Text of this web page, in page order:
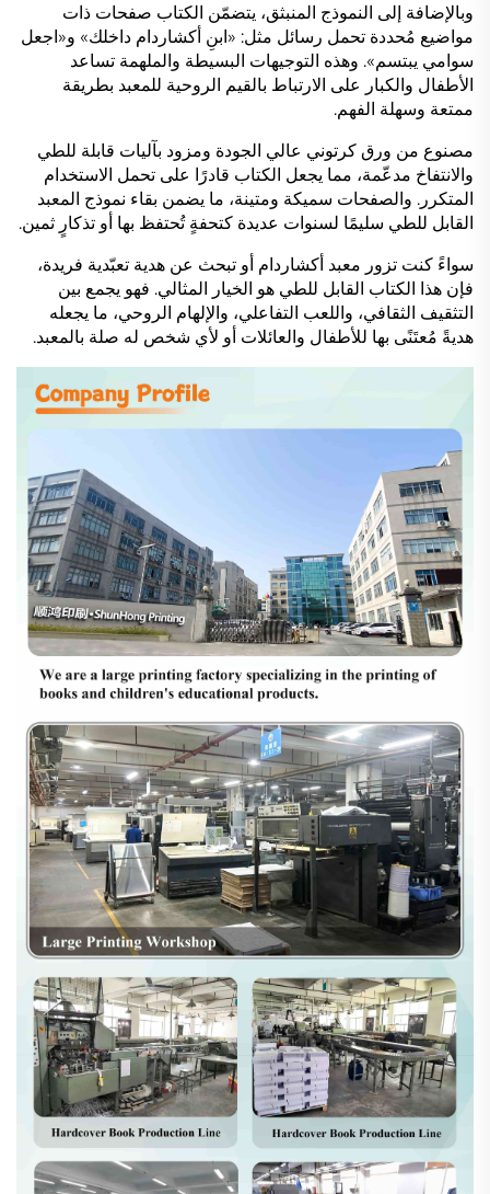
وبالإضافة إلى النموذج المنبثق، يتضمّن الكتاب صفحات ذات
مواضيع مُحددة تحمل رسائل مثل: «ابنِ أكشاردام داخلك» و«اجعل
سوامي يبتسم». وهذه التوجيهات البسيطة والملهمة تساعد
الأطفال والكبار على الارتباط بالقيم الروحية للمعبد بطريقة
ممتعة وسهلة الفهم.
مصنوع من ورق كرتوني عالي الجودة ومزود بآليات قابلة للطي
والانتفاخ مدعّمة، مما يجعل الكتاب قادرًا على تحمل الاستخدام
المتكرر. والصفحات سميكة ومتينة، ما يضمن بقاء نموذج المعبد
القابل للطي سليمًا لسنوات عديدة كتحفةٍ تُحتفظ بها أو تذكارٍ ثمين.
سواءً كنت تزور معبد أكشاردام أو تبحث عن هدية تعبّدية فريدة،
فإن هذا الكتاب القابل للطي هو الخيار المثالي. فهو يجمع بين
التثقيف الثقافي، واللعب التفاعلي، والإلهام الروحي، ما يجعله
هديةً مُعتَنًى بها للأطفال والعائلات أو لأي شخص له صلة بالمعبد.